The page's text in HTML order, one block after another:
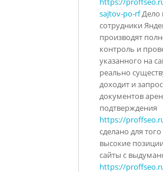
sajtov-po-rfДело
сотрудники
производят
контроль и
указанного на
реально
доходит и
документов
подтверждения
https://
сделано для
высокие
сайты с
https://